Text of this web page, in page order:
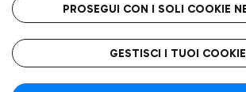
L'aeroporto stellato
PROSEGUI CON I SOLI COOKIE
GESTISCI I TUOI COOKIE